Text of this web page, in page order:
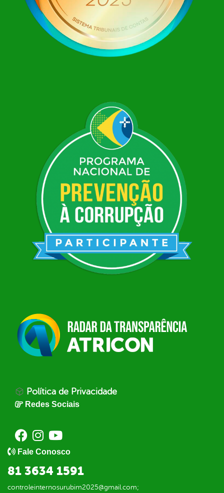
Política de Privacidade
Redes Sociais
Fale Conosco
81 3634 1591
controleinternosurubim2025@gmail.com;